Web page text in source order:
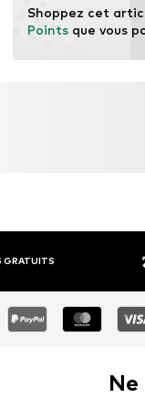
Shoppez cet
Points que vous